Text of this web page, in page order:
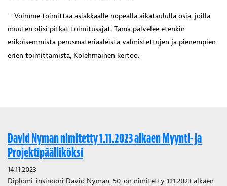
– Voimme toimittaa asiakkaalle nopealla aikataululla osia, joilla
muuten olisi pitkät toimitusajat. Tämä palvelee etenkin
erikoisemmista perusmateriaaleista valmistettujen ja pienempien
erien toimittamista, Kolehmainen kertoo.
David Nyman nimitetty 1.11.2023 alkaen Myynti- ja
Projektipäälliköksi
14.11.2023
Diplomi-insinööri David Nyman, 50, on nimitetty 1.11.2023 alkaen